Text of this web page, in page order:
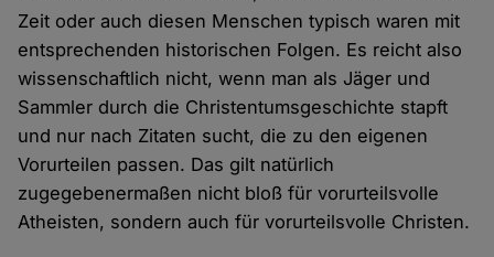
Zeit oder auch diesen Menschen typisch waren mit
entsprechenden historischen Folgen. Es reicht also
wissenschaftlich nicht, wenn man als Jäger und
Sammler durch die Christentumsgeschichte stapft
und nur nach Zitaten sucht, die zu den eigenen
Vorurteilen passen. Das gilt natürlich
zugegebenermaßen nicht bloß für vorurteilsvolle
Atheisten, sondern auch für vorurteilsvolle Christen.